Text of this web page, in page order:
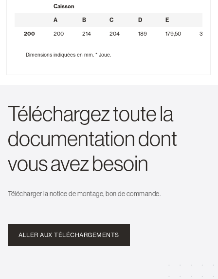
Caisson
A
B C D
E
200
200 214 204 189 179,50 34,50
Dimensions indiquées en mm. * Joue.
Téléchargez toute la
documentation dont
vous avez besoin
Télécharger la notice de montage, bon de commande.
ALLER AUX TÉLÉCHARGEMENTS